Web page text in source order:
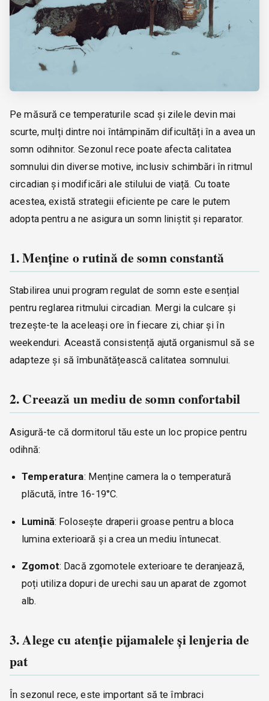
Pe măsură ce temperaturile scad și zilele devin mai
scurte, mulți dintre noi întâmpinăm dificultăți în a avea un
somn odihnitor. Sezonul rece poate afecta calitatea
somnului din diverse motive, inclusiv schimbări în ritmul
circadian și modificări ale stilului de viață. Cu toate
acestea, există strategii eficiente pe care le putem
adopta pentru a ne asigura un somn liniștit și reparator.
1. Menține o rutină de somn constantă
Stabilirea unui program regulat de somn este esențial
pentru reglarea ritmului circadian. Mergi la culcare și
trezește-te la aceleași ore în fiecare zi, chiar și în
weekenduri. Această consistență ajută organismul să se
adapteze și să îmbunătățească calitatea somnului.
2. Creează un mediu de somn confortabil
Asigură-te că dormitorul tău este un loc propice pentru
odihnă:
Temperatura: Menține camera la o temperatură
plăcută, între 16-19°C.
Lumină: Folosește draperii groase pentru a bloca
lumina exterioară și a crea un mediu întunecat.
Zgomot: Dacă zgomotele exterioare te deranjează,
poți utiliza dopuri de urechi sau un aparat de zgomot
alb.
3. Alege cu atenție pijamalele și lenjeria de
pat
În sezonul rece, este important să te îmbraci